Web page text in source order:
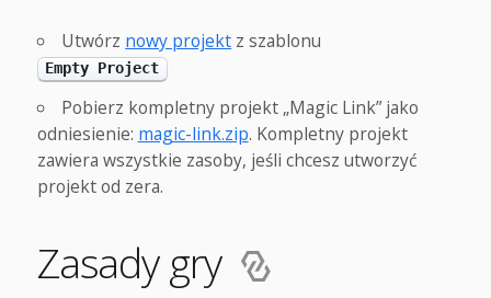
Utwórz nowy projekt z szablonu
Empty Project
Pobierz kompletny projekt „Magic Link” jako
odniesienie: magic-link.zip. Kompletny projekt
zawiera wszystkie zasoby, jeśli chcesz utworzyć
projekt od zera.
Zasady gry